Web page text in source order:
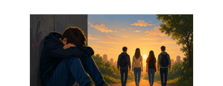
Previous